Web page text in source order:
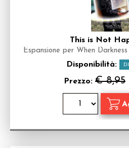
This is Not
Espansione per When
Disponibilità:
Prezzo: € 8,95